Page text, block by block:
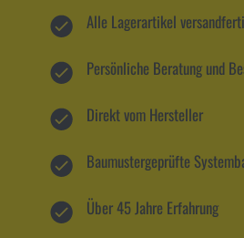
Alle Lagerartikel
Persönliche Beratung und
Direkt vom Hersteller
Baumustergeprüfte
Über 45 Jahre Erfahrung